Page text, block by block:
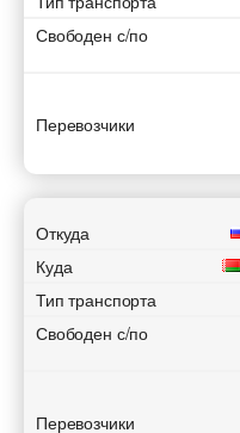
Свободен с/по
Перевозчики
Откуда
Куда
Тип транспорта
Свободен с/по
Перевозчики